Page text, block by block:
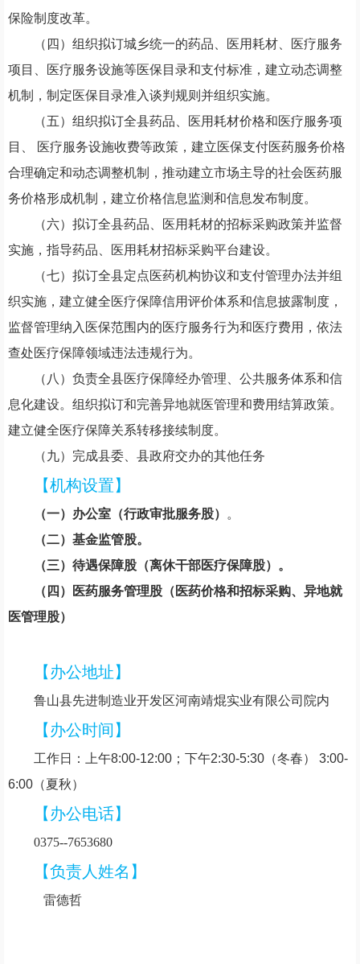
保险制度改革。
（ 四 ） 组织拟订城乡统一的药品、医用耗材、医疗服务
项目、医疗服务设施等医保目录和支付标准，建立动态调整
机制，制定医保目录准入谈判规则并组织实施。
（五） 组织拟订全县药品、医用耗材价格和医疗服务项
目、 医疗服务设施收费等政策，建立医保支付医药服务价格
合理确定和动态调整机制，推动建立市场主导的社会医药服
务价格形成机制，建立价格信息监测和信息发布制度。
（六） 拟订全县药品、医用耗材的招标采购政策并监督
实施，指导药品、医用耗材招标采购平台建设。
（七） 拟订全县定点医药机构协议和支付管理办法并组
织实施 ， 建立健全医疗保障信用评价体系和信息披露制度，
监督管理纳入医保范围内的医疗服务行为和医疗费用，依法
查处医疗保障领域违法违规行为。
（ 八 ） 负责全县医疗保障经办管理、公共服务体系和信
息化建设。组织拟订和完善异地就医管理和费用结算政策。
建立健全医疗保障关系转移接续制度。
（九） 完成县委、县政府交办的其他任务
【机构设置】
（一） 办公室 （行政审批服务股）
。
（二） 基金监管股。
（三） 待遇保障股 （离休干部医疗保障股） 。
（ 四 ） 医药服务管理股 （ 医药价格和招标采购、异地就
医管理股）
【办公地址】
鲁山县先进制造业开发区河南靖焜实业有限公司院内
【办公时间】
工作日：上午8:00-12:00；下午2:30-5:30（冬春） 3:00-
6:00（夏秋）
【办公电话】
0375--7653680
【负责人姓名】
雷德哲